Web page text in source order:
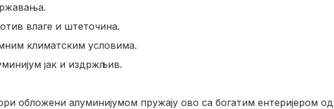
влаге и штеточина.
климатским условима.
јак и издржљив.
обложени алуминијумом пружају ово са богатим ентеријером